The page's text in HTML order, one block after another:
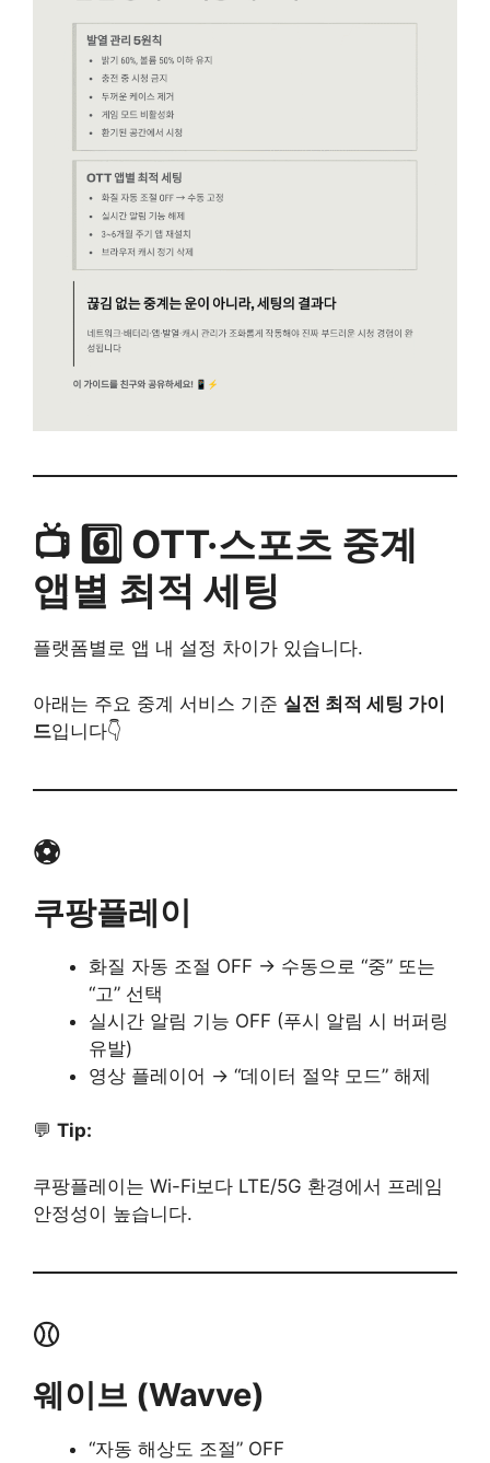
📺 6️⃣ OTT·스포츠 중계
앱별 최적 세팅
플랫폼별로 앱 내 설정 차이가 있습니다.
아래는 주요 중계 서비스 기준 실전 최적 세팅 가이
드입니다👇
⚽
쿠팡플레이
화질 자동 조절 OFF → 수동으로 “중” 또는
“고” 선택
실시간 알림 기능 OFF (푸시 알림 시 버퍼링
유발)
영상 플레이어 → “데이터 절약 모드” 해제
💬 Tip:
쿠팡플레이는 Wi-Fi보다 LTE/5G 환경에서 프레임
안정성이 높습니다.
⚾
웨이브 (Wavve)
“자동 해상도 조절” OFF